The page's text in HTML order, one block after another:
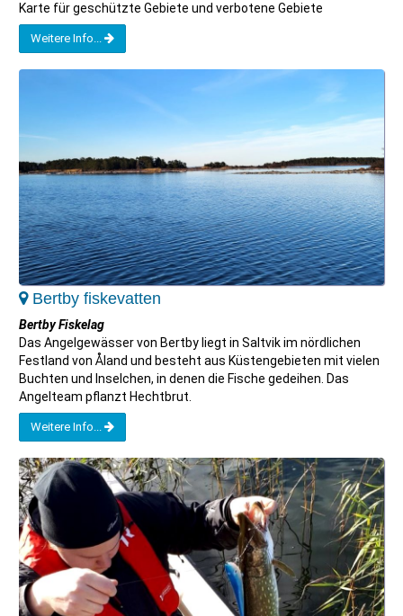
Karte für geschützte Gebiete und verbotene Gebiete
Weitere Info...
Bertby fiskevatten
Bertby Fiskelag
Das Angelgewässer von Bertby liegt in Saltvik im nördlichen
Festland von Åland und besteht aus Küstengebieten mit vielen
Buchten und Inselchen, in denen die Fische gedeihen. Das
Angelteam pflanzt Hechtbrut.
Weitere Info...